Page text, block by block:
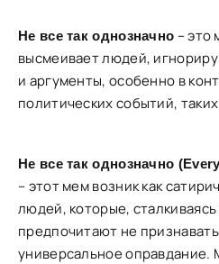
Не все так однозначно – это
высмеивает людей,
и аргументы, особенно в
политических событий,
Не все так однозначно
– этот мем возник как
людей, которые,
предпочитают не
универсальное оправдание.